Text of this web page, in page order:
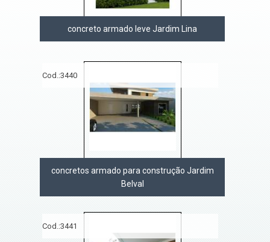
concreto armado leve Jardim Lina
Cod.:3440
concretos armado para construção Jardim
Belval
Cod.:3441